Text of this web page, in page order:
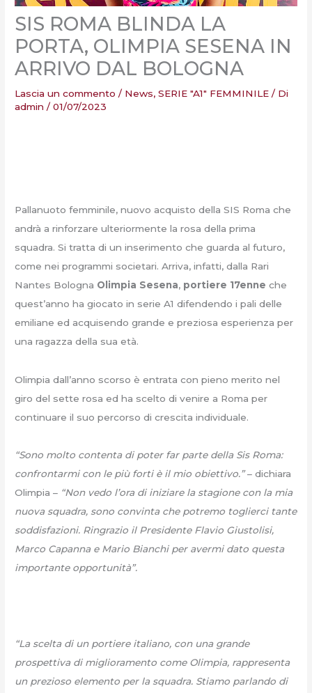
SIS ROMA BLINDA LA
PORTA, OLIMPIA SESENA IN
ARRIVO DAL BOLOGNA
Lascia un commento / News,SERIE "A1" FEMMINILE / Di
admin/01/07/2023
Pallanuoto femminile, nuovo acquisto della SIS Roma che
andrà a rinforzare ulteriormente la rosa della prima
squadra. Si tratta di un inserimento che guarda al futuro,
come nei programmi societari. Arriva, infatti, dalla Rari
Nantes Bologna Olimpia Sesena, portiere 17enne che
quest’anno ha giocato in serie A1 difendendo i pali delle
emiliane ed acquisendo grande e preziosa esperienza per
una ragazza della sua età.
Olimpia dall’anno scorso è entrata con pieno merito nel
giro del sette rosa ed ha scelto di venire a Roma per
continuare il suo percorso di crescita individuale.
“Sono molto contenta di poter far parte della Sis Roma:
confrontarmi con le più forti è il mio obiettivo.”– dichiara
Olimpia – “Non vedo l’ora di iniziare la stagione con la mia
nuova squadra, sono convinta che potremo toglierci tante
soddisfazioni. Ringrazio il Presidente Flavio Giustolisi,
Marco Capanna e Mario Bianchi per avermi dato questa
importante opportunità”.
“La scelta di un portiere italiano, con una grande
prospettiva di miglioramento come Olimpia, rappresenta
un prezioso elemento per la squadra. Stiamo parlando di